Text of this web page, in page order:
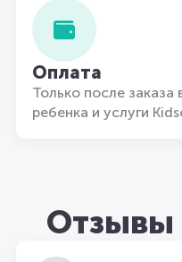
Оплата
Только после заказа
ребенка и услуги
Отзывы